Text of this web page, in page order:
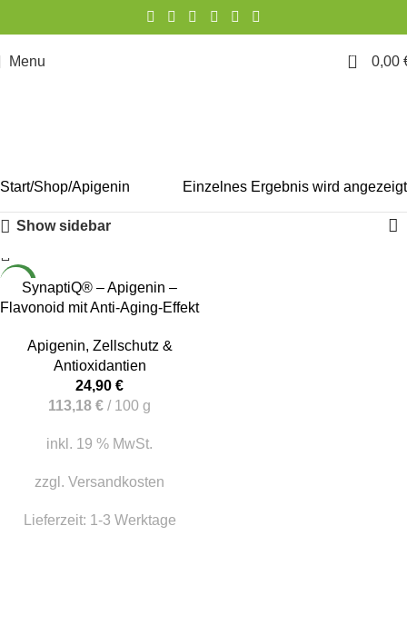
Menu 0 0,00
Start Shop Apigenin Einzelnes Ergebnis wird angezeigt
Show sidebar
NEWSynaptiQ® – Apigenin –
Flavonoid mit Anti-Aging-Effekt
Apigenin, Zellschutz &
Antioxidantien
24,90 €
113,18 € / 100 g
inkl. 19 % MwSt.
zzgl. Versandkosten
Lieferzeit: 1-3 Werktage